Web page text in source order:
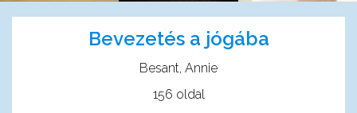
Bevezetés a jógába
Besant, Annie
156 oldal